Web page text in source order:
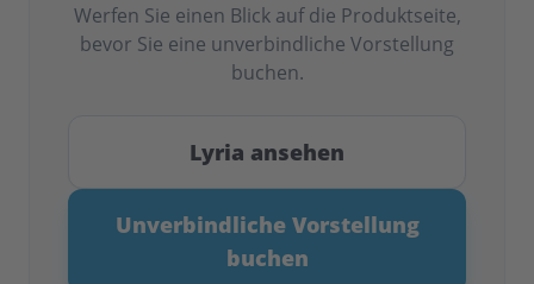
Werfen Sie einen Blick auf die Produktseite,
bevor Sie eine unverbindliche Vorstellung
buchen.
Lyria ansehen
Unverbindliche Vorstellung
buchen